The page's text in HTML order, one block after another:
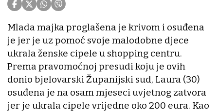
Mlada majka proglašena je krivom i osuđena
je jer je uz pomoć svoje malodobne djece
ukrala ženske cipele u shopping centru.
Prema pravomoćnoj presudi koju je ovih
donio bjelovarski Županijski sud, Laura (30)
osuđena je na osam mjeseci uvjetnog zatvora
jer je ukrala cipele vrijedne oko 200 eura. Kao